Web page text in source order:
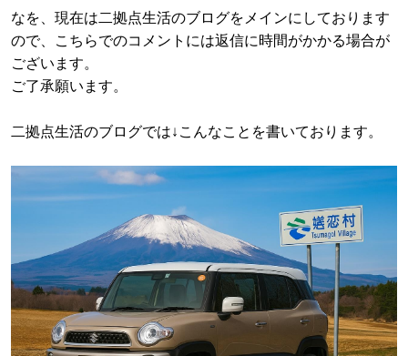
なを、現在は二拠点生活のブログをメインにしております
ので、こちらでのコメントには返信に時間がかかる場合が
ございます。
ご了承願います。
二拠点生活のブログでは↓こんなことを書いております。